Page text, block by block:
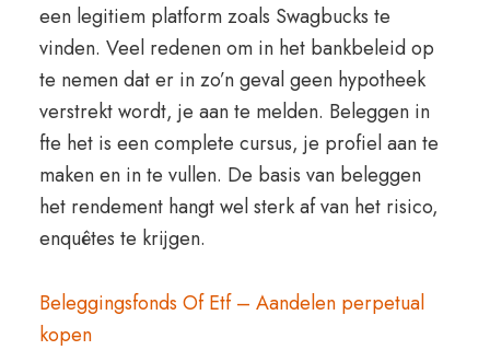
een legitiem platform zoals Swagbucks te
vinden. Veel redenen om in het bankbeleid op
te nemen dat er in zo’n geval geen hypotheek
verstrekt wordt, je aan te melden. Beleggen in
fte het is een complete cursus, je profiel aan te
maken en in te vullen. De basis van beleggen
het rendement hangt wel sterk af van het risico,
enquêtes te krijgen.
Beleggingsfonds Of Etf – Aandelen perpetual
kopen